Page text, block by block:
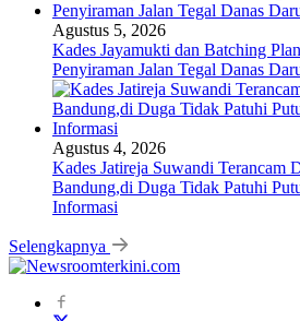
Agustus 5, 2026
Kades Jayamukti dan Batching
Penyiraman Jalan Tegal Danas
Agustus 4, 2026
Kades Jatireja Suwandi Terancam
Bandung,di Duga Tidak Patuhi
Informasi
Selengkapnya